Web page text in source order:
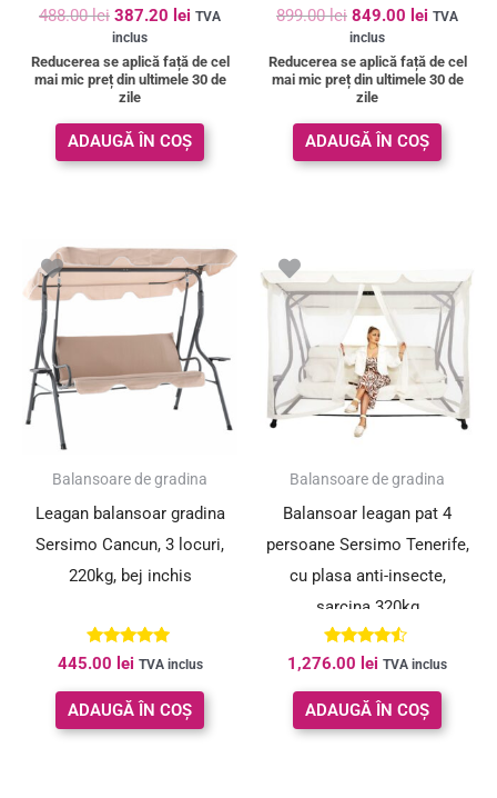
Evaluat la
5.00
din 5
488.00lei 387.20 lei TVA
inclus
Reducerea se aplică față de cel
mai mic preț din ultimele 30 de
zile
ADAUGĂ ÎN COȘ
Evaluat la
4.95
din 5
899.00lei 849.00 lei TVA
inclus
Reducerea se aplică față de cel
mai mic preț din ultimele 30 de
zile
ADAUGĂ ÎN COȘ
Balansoare de gradina
Leagan balansoar gradina
Sersimo Cancun, 3 locuri,
220kg, bej inchis
Evaluat la
5.00
din 5
445.00 lei TVA inclus
ADAUGĂ ÎN COȘ
Balansoare de gradina
Balansoar leagan pat 4
persoane Sersimo Tenerife,
cu plasa anti-insecte,
sarcina 320kg
Evaluat la
4.33
din 5
1,276.00 lei TVA inclus
ADAUGĂ ÎN COȘ